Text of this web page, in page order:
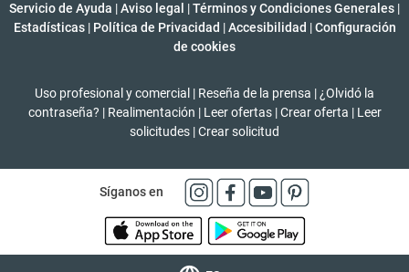
Servicio de Ayuda |Aviso legal |Términos y Condiciones Generales |
Estadísticas | Política de Privacidad | Accesibilidad | Configuración
de cookies
Uso profesional y comercial | Reseña de la prensa | ¿Olvidó la
contraseña? | Realimentación | Leer ofertas | Crear oferta | Leer
solicitudes |Crear solicitud
Síganos en